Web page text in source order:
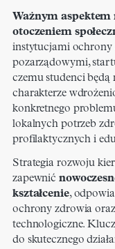
Ważnym aspektem
otoczeniem
instytucjami ochrony
pozarządowymi,
czemu studenci będą
charakterze
konkretnego
lokalnych potrzeb
profilaktycznych i
Strategia rozwoju
zapewnić
kształcenie,
ochrony zdrowia
technologiczne.
do skutecznego